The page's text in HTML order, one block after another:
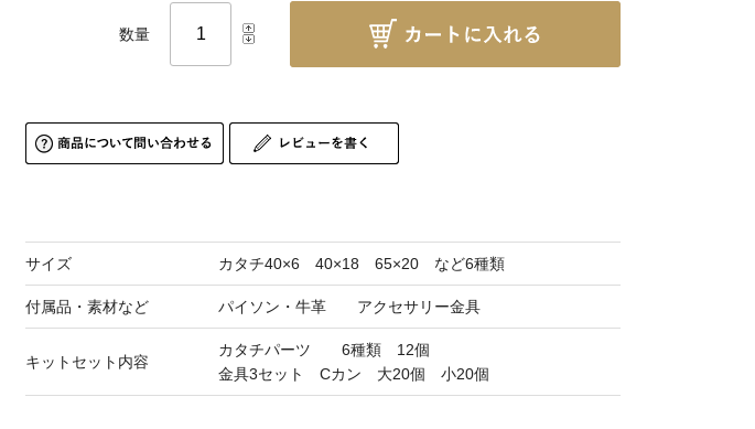
数量
サイズ カタチ40×6 40×18 65×20 など6種類
付属品・素材など パイソン・牛革 アクセサリー金具
キットセット内容
カタチパーツ 6種類 12個
金具3セット Cカン 大20個 小20個